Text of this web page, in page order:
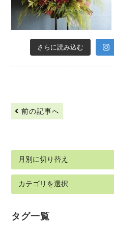
さらに読み込む
前の記事へ
タグ一覧